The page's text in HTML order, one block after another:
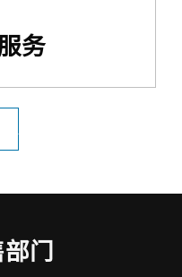
务
业
门